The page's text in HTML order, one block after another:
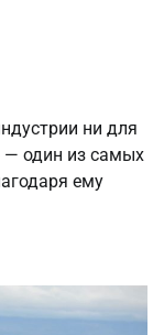
ни для
— один из самых
ему